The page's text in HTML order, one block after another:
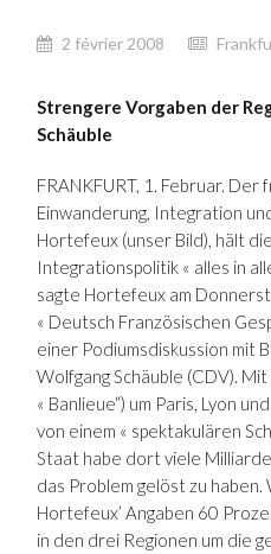
2 février 2008
Strengere Vorgaben der
Schäuble
FRANKFURT, 1. Februar.
Einwanderung, Integration
Hortefeux (unser Bild), hält
Integrationspolitik « alles in
sagte Hortefeux am
« Deutsch Französischen
einer Podiumsdiskussion mit
Wolfgang Schäuble (CDV).
« Banlieue“) um Paris, Lyon
von einem « spektakulären
Staat habe dort viele
das Problem gelöst zu haben.
Hortefeux’ Angaben 60
in den drei Regionen um die